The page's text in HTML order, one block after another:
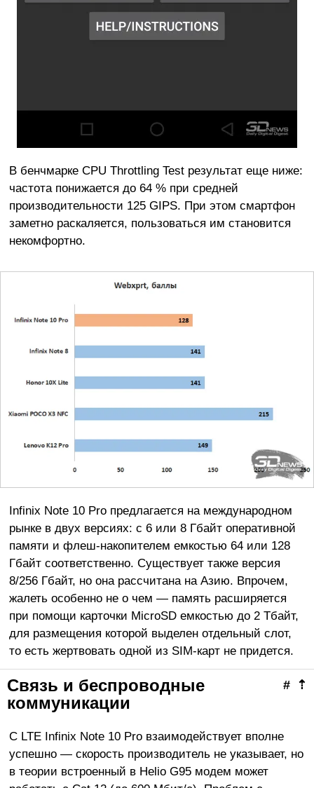
В бенчмарке CPU Throttling Test результат еще ниже:
частота понижается до 64 % при средней
производительности 125 GIPS. При этом смартфон
заметно раскаляется, пользоваться им становится
некомфортно.
Infinix Note 10 Pro предлагается на международном
рынке в двух версиях: с 6 или 8 Гбайт оперативной
памяти и флеш-накопителем емкостью 64 или 128
Гбайт соответственно. Существует также версия
8/256 Гбайт, но она рассчитана на Азию. Впрочем,
жалеть особенно не о чем — память расширяется
при помощи карточки MicroSD емкостью до 2 Тбайт,
для размещения которой выделен отдельный слот,
то есть жертвовать одной из SIM-карт не придется.
⇡
#
Связь и беспроводные
коммуникации
С LTE Infinix Note 10 Pro взаимодействует вполне
успешно — скорость производитель не указывает, но
в теории встроенный в Helio G95 модем может